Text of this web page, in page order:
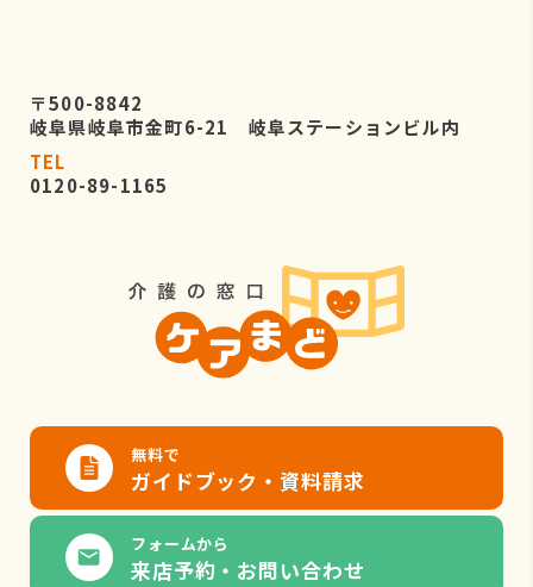
〒500-8842
岐阜県岐阜市金町6-21 岐阜ステーションビル内
TEL
0120-89-1165
無料で
ガイドブック・資料請求
フォームから
来店予約・お問い合わせ